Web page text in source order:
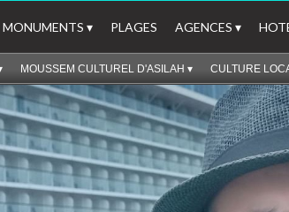
MOUSSEM CULTUREL D'ASILAH ▾ CULTURE
MONUMENTS ▾ PLAGES AGENCES ▾